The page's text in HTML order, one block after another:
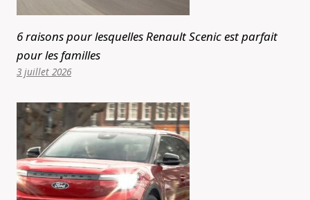
6 raisons pour lesquelles Renault Scenic est parfait
pour les familles
3 juillet 2026